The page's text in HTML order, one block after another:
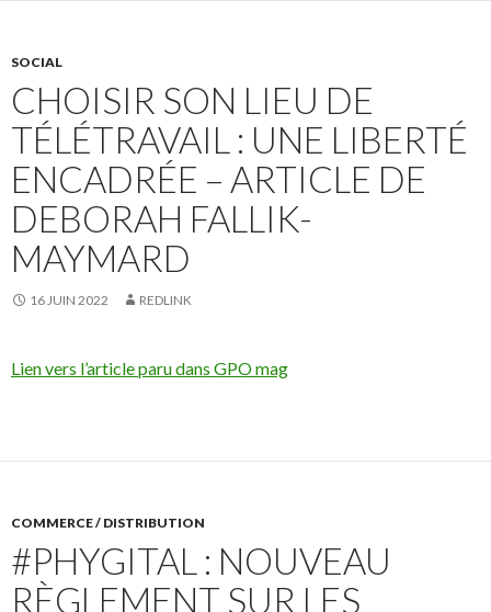
SOCIAL
CHOISIR SON LIEU DE
TÉLÉTRAVAIL : UNE LIBERTÉ
ENCADRÉE – ARTICLE DE
DEBORAH FALLIK-
MAYMARD
16 JUIN 2022 REDLINK
Lien vers l’article paru dans GPO mag
COMMERCE / DISTRIBUTION
#PHYGITAL : NOUVEAU
RÈGLEMENT SUR LES